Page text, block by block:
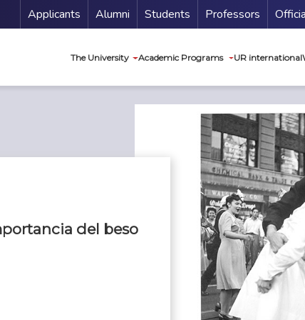
Menu Secundario
Applicants Alumni Students Professors
The University Academic Programs UR international
del beso